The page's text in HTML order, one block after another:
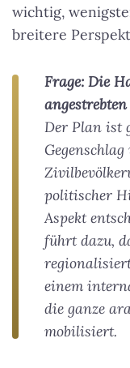
wichtig,
breitere
Frage: Die
Der Plan ist
politischer
Aspekt
führt dazu,
einem
die ganze
mobilisiert.